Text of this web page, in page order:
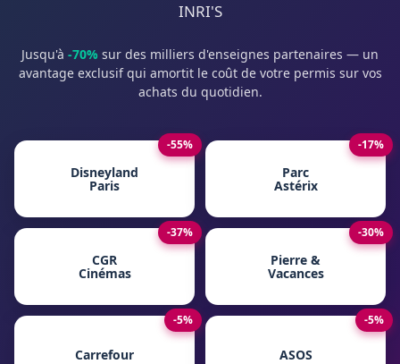
INRI'S
Jusqu'à -70% sur des milliers d'enseignes partenaires — un
avantage exclusif qui amortit le coût de votre permis sur vos
achats du quotidien.
-55%
Disneyland
Paris
-17%
Parc
Astérix
-37%
CGR
Cinémas
-30%
Pierre &
Vacances
-5%
Carrefour
-5%
ASOS